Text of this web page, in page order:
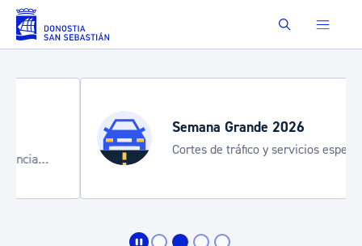
Saltar al contenido principal Buscar
Semana Grande 2026
Cortes de tráfico y servicios especiales
de transporte